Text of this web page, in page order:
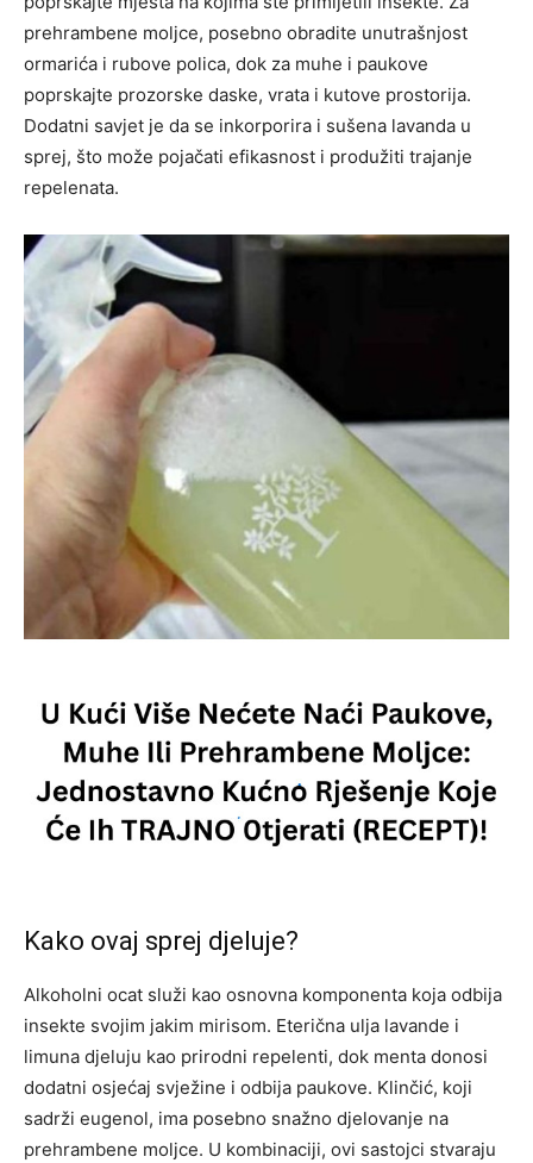
prehrambene moljce, posebno obradite unutrašnjost
ormarića i rubove polica, dok za muhe i paukove
poprskajte prozorske daske, vrata i kutove prostorija.
Dodatni savjet je da se inkorporira i sušena lavanda u
sprej, što može pojačati efikasnost i produžiti trajanje
repelenata.
Kako ovaj sprej djeluje?
Alkoholni ocat služi kao osnovna komponenta koja odbija
insekte svojim jakim mirisom. Eterična ulja lavande i
limuna djeluju kao prirodni repelenti, dok menta donosi
dodatni osjećaj svježine i odbija paukove. Klinčić, koji
sadrži eugenol, ima posebno snažno djelovanje na
prehrambene moljce. U kombinaciji, ovi sastojci stvaraju